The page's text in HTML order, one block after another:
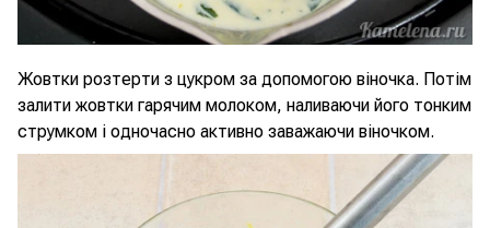
Жовтки розтерти з цукром за допомогою віночка. Потім
залити жовтки гарячим молоком, наливаючи його тонким
струмком і одночасно активно заважаючи віночком.